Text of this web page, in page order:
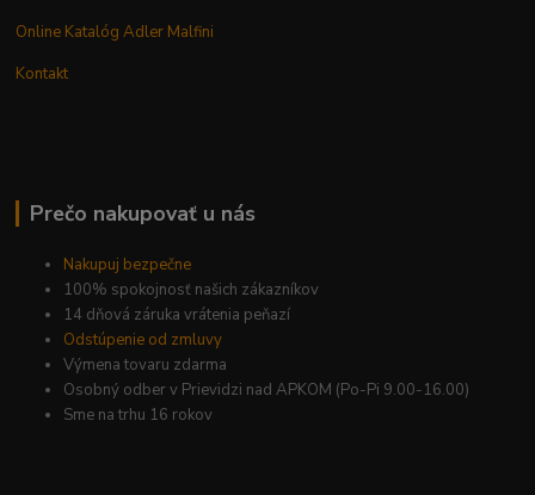
Online Katalóg Adler Malfini
Kontakt
Prečo nakupovať u nás
Nakupuj bezpečne
100% spokojnosť našich zákazníkov
14 dňová záruka vrátenia peňazí
Odstúpenie od zmluvy
Výmena tovaru zdarma
Osobný odber v Prievidzi nad APKOM (Po-Pi 9.00-16.00)
Sme na trhu 16 rokov